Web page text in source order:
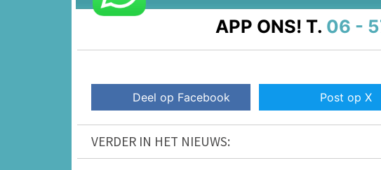
APP ONS! T. 06 -
Deel op Facebook Post op X
VERDER IN HET NIEUWS: